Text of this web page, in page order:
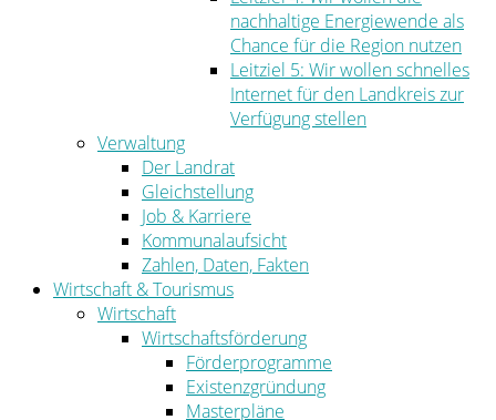
nachhaltige Energiewende als
Chance für die Region nutzen
Leitziel 5: Wir wollen schnelles
Internet für den Landkreis zur
Verfügung stellen
Verwaltung
Der Landrat
Gleichstellung
Job & Karriere
Kommunalaufsicht
Zahlen, Daten, Fakten
Wirtschaft & Tourismus
Wirtschaft
Wirtschaftsförderung
Förderprogramme
Existenzgründung
Masterpläne